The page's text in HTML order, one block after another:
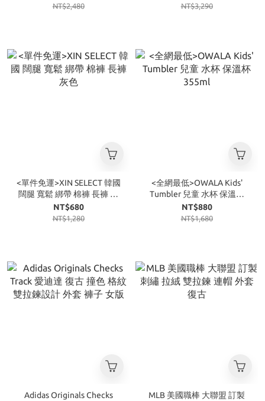
NT$2,480 NT$3,290
<單件免運>XIN SELECT 韓國
闊腿 寬鬆 綁帶 棉褲 長褲 灰
色
NT$680
NT$1,280
<全網最低>OWALA Kids'
Tumbler 兒童 水杯 保溫杯
355ml
NT$880
NT$1,680
Adidas Originals Checks MLB 美國職棒 大聯盟 訂製